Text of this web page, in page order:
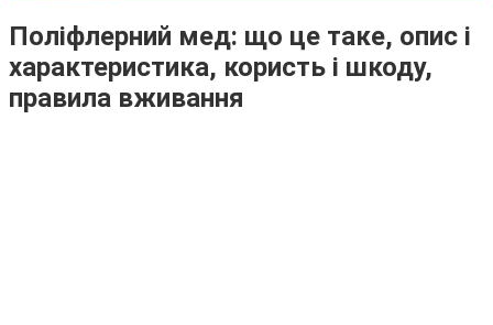
Поліфлерний мед: що це таке, опис і
характеристика, користь і шкоду,
правила вживання